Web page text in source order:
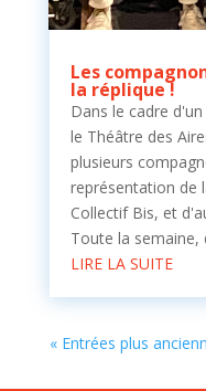
Les
la réplique !
Dans le cadre
le Théâtre des
plusieurs
représentation de
Collectif Bis, et
Toute la semaine,
LIRE LA SUITE
« Entrées plus